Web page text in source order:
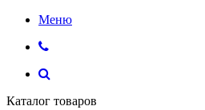
Меню
Каталог товаров